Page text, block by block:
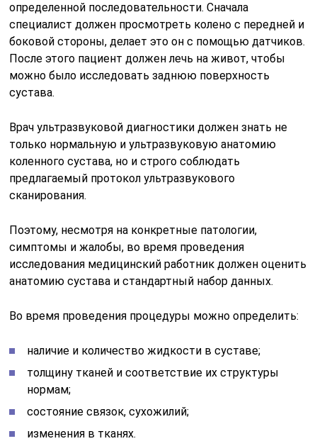
определенной последовательности. Сначала
специалист должен просмотреть колено с передней и
боковой стороны, делает это он с помощью датчиков.
После этого пациент должен лечь на живот, чтобы
можно было исследовать заднюю поверхность
сустава.
Врач ультразвуковой диагностики должен знать не
только нормальную и ультразвуковую анатомию
коленного сустава, но и строго соблюдать
предлагаемый протокол ультразвукового
сканирования.
Поэтому, несмотря на конкретные патологии,
симптомы и жалобы, во время проведения
исследования медицинский работник должен оценить
анатомию сустава и стандартный набор данных.
Во время проведения процедуры можно определить:
наличие и количество жидкости в суставе;
толщину тканей и соответствие их структуры
нормам;
состояние связок, сухожилий;
изменения в тканях.